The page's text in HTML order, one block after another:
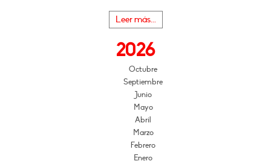
Leer más...
2026
Octubre
Septiembre
Junio
Mayo
Abril
Marzo
Febrero
Enero